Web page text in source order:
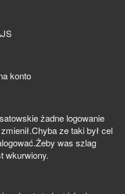
konto
żadne logowanie
ze taki był cel
was szlag
wkurwiony.